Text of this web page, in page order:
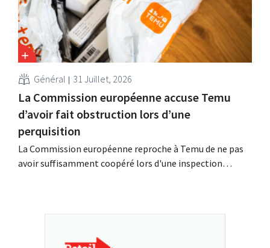
Général 31 Juillet, 2026
La Commission européenne accuse Temu
d’avoir fait obstruction lors d’une
perquisition
La Commission européenne reproche à Temu de ne pas
avoir suffisamment coopéré lors d'une inspection